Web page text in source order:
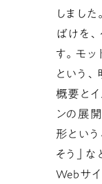
しまし
ばけを
す。モ
という
概要と
ンの展
形とい
そう」な
Webサ